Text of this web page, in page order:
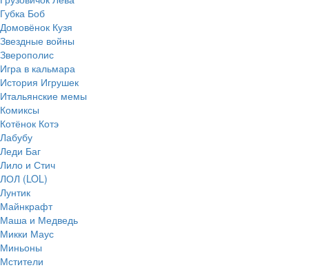
Губка Боб
Домовёнок Кузя
Звездные войны
Зверополис
Игра в кальмара
История Игрушек
Итальянские мемы
Комиксы
Котёнок Котэ
Лабубу
Леди Баг
Лило и Стич
ЛОЛ (LOL)
Лунтик
Майнкрафт
Маша и Медведь
Микки Маус
Миньоны
Мстители